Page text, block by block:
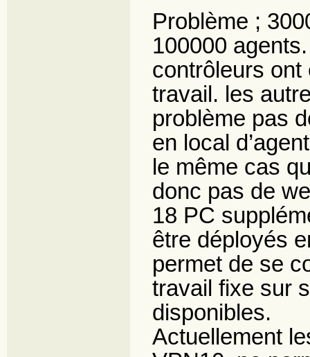
Problème ;
100000
contrôleurs ont
travail. les
problème pas
en local
le même cas
donc pas de
18 PC
être déployés
permet de se
travail fixe sur
disponibles.
Actuellement